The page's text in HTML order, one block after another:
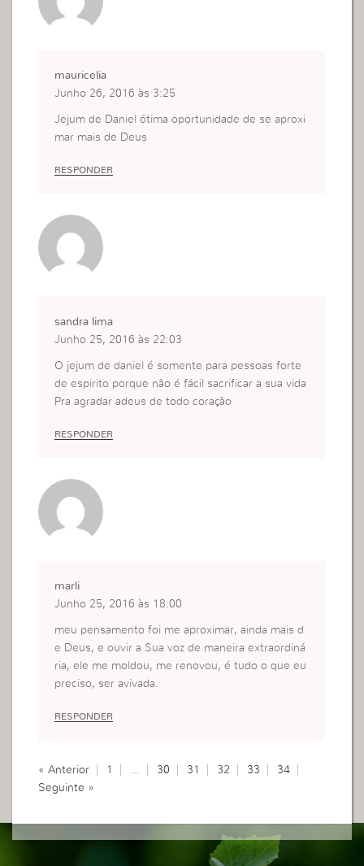
mauricelia
Junho 26, 2016 às 3:25
Jejum de Daniel ótima oportunidade de se aproxi
mar mais de Deus
RESPONDER
sandra lima
Junho 25, 2016 às 22:03
O jejum de daniel é somente para pessoas forte
de espirito porque não é fácil sacrificar a sua vida
Pra agradar adeus de todo coração
RESPONDER
marli
Junho 25, 2016 às 18:00
meu pensamento foi me aproximar, ainda mais d
e Deus, e ouvir a Sua voz de maneira extraordiná
ria, ele me moldou, me renovou, é tudo o que eu
preciso, ser avivada.
RESPONDER
« Anterior 1 … 30 31 32 33
34
Seguinte »